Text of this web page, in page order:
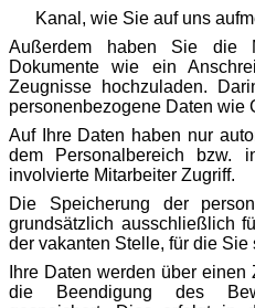
Kanal, wie Sie auf uns
Außerdem haben Sie die
Dokumente wie ein
Zeugnisse hochzuladen.
personenbezogene Daten wie
Auf Ihre Daten haben nur
dem Personalbereich bzw.
involvierte Mitarbeiter Zugriff.
Die Speicherung der
grundsätzlich ausschließlich
der vakanten Stelle, für die
Ihre Daten werden über
die Beendigung des